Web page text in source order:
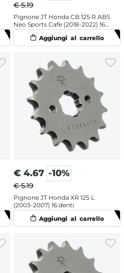
€ 5.19
Pignone JT Honda CB 125 R ABS
Neo Sports Cafe (2018-2022) 16
denti
€ 4.67 -10%
€ 5.19
Pignone JT Honda XR 125 L
(2003-2007) 16 denti